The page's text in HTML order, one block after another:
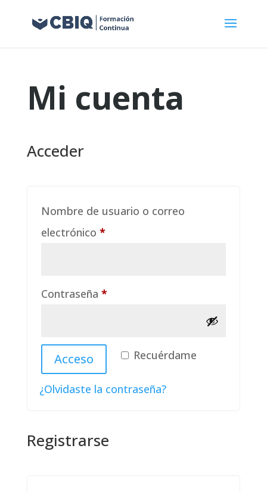
Mi cuenta
Acceder
Nombre de usuario o correo
electrónico *Obligatorio
Contraseña *Obligatorio
Recuérdame
Acceso
¿Olvidaste la contraseña?
Registrarse